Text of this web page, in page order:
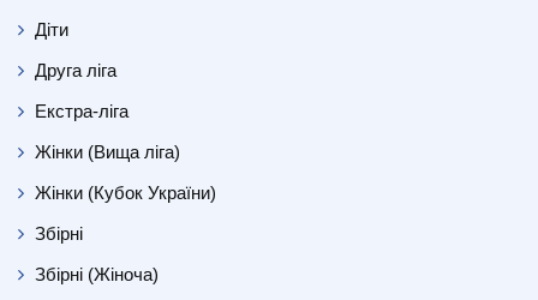
Діти
Друга ліга
Екстра-ліга
Жінки (Вища ліга)
Жінки (Кубок України)
Збірні
Збірні (Жіноча)